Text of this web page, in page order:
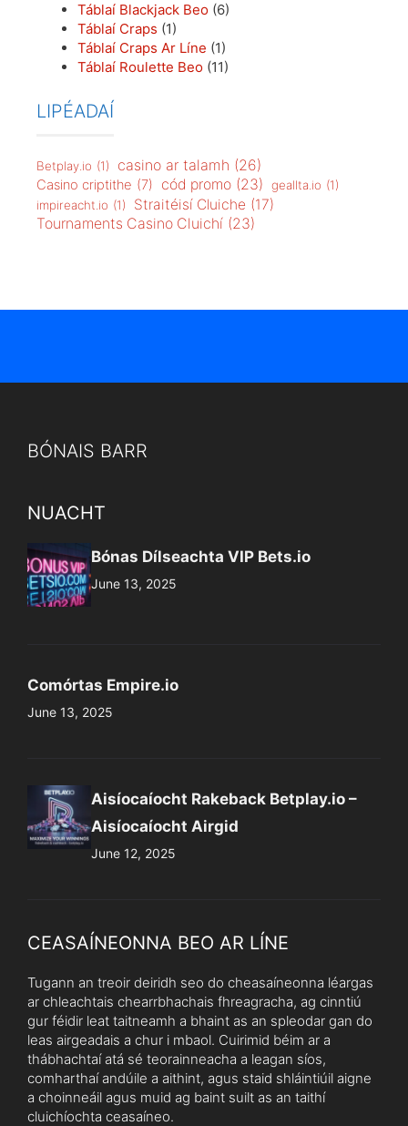
Táblaí Blackjack Beo (6)
Táblaí Craps (1)
Táblaí Craps Ar Líne (1)
Táblaí Roulette Beo (11)
LIPÉADAÍ
Betplay.io (1) casino ar talamh (26)
Casino criptithe (7) cód promo (23) geallta.io (1)
impireacht.io (1) Straitéisí Cluiche (17)
Tournaments Casino Cluichí (23)
BÓNAIS BARR
NUACHT
Bónas Dílseachta VIP Bets.io
June 13, 2025
Comórtas Empire.io
June 13, 2025
Aisíocaíocht Rakeback Betplay.io –
Aisíocaíocht Airgid
June 12, 2025
CEASAÍNEONNA BEO AR LÍNE
Tugann an treoir deiridh seo do cheasaíneonna léargas
ar chleachtais chearrbhachais fhreagracha, ag cinntiú
gur féidir leat taitneamh a bhaint as an spleodar gan do
leas airgeadais a chur i mbaol. Cuirimid béim ar a
thábhachtaí atá sé teorainneacha a leagan síos,
comharthaí andúile a aithint, agus staid shláintiúil aigne
a choinneáil agus muid ag baint suilt as an taithí
cluichíochta ceasaíneo.